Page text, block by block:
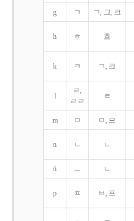
g ㄱ ㄱ, 그, 크
h ㅎ 흐
k ㅋ ㄱ, 크
l
ㄹ,
ㄹㄹ
ㄹ
m ㅁ ㅁ, 므
n ㄴ ㄴ
ń ㅡ ㄴ
p ㅍ ㅂ, 프